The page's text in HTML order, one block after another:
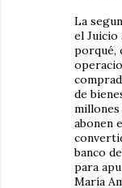
La
el Juicio
porqué,
de
abonen
banco
para
María